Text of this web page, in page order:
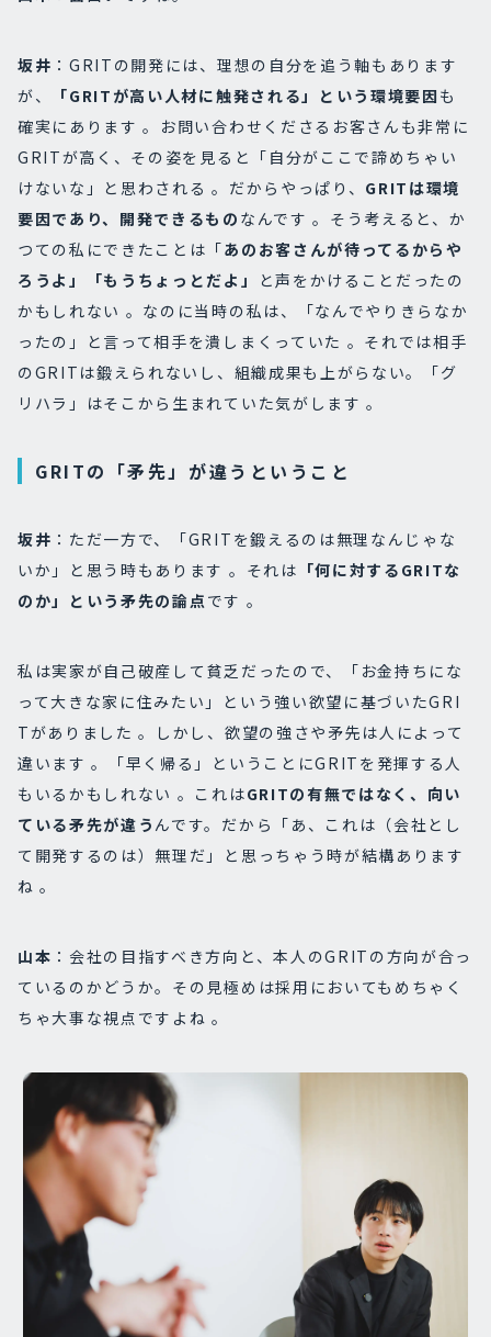
坂井 ：GRITの開発には、理想の自分を追う軸もあります
が、
「GRITが高い人材に触発される」という環境要因 も
確実にあります 。お問い合わせくださるお客さんも非常に
GRITが高く、その姿を見ると「自分がここで諦めちゃい
けないな」と思わされる 。だからやっぱり、 GRITは環境
要因であり、開発できるもの なんです 。そう考えると、か
つての私にできたことは「あのお客さんが待ってるからや
ろうよ」「もうちょっとだよ」
と声をかけることだったの
かもしれない 。なのに当時の私は、「なんでやりきらなか
ったの」と言って相手を潰しまくっていた 。それでは相手
のGRITは鍛えられないし、組織成果も上がらない。「グ
リハラ」はそこから生まれていた気がします 。
GRITの「矛先」が違うということ
坂井 ：ただ一方で、「GRITを鍛えるのは無理なんじゃな
いか」と思う時もあります 。それは 「何に対するGRITな
のか」という矛先の論点 です 。
私は実家が自己破産して貧乏だったので、「お金持ちにな
って大きな家に住みたい」という強い欲望に基づいたGRI
Tがありました 。しかし、欲望の強さや矛先は人によって
違います 。「早く帰る」ということにGRITを発揮する人
もいるかもしれない 。これはGRITの有無ではなく、向い
ている矛先が違う んです。だから「あ、これは（会社とし
て開発するのは）無理だ」と思っちゃう時が結構あります
ね 。
山本 ：会社の目指すべき方向と、本人のGRITの方向が合っ
ているのかどうか。その見極めは採用においてもめちゃく
ちゃ大事な視点ですよね 。